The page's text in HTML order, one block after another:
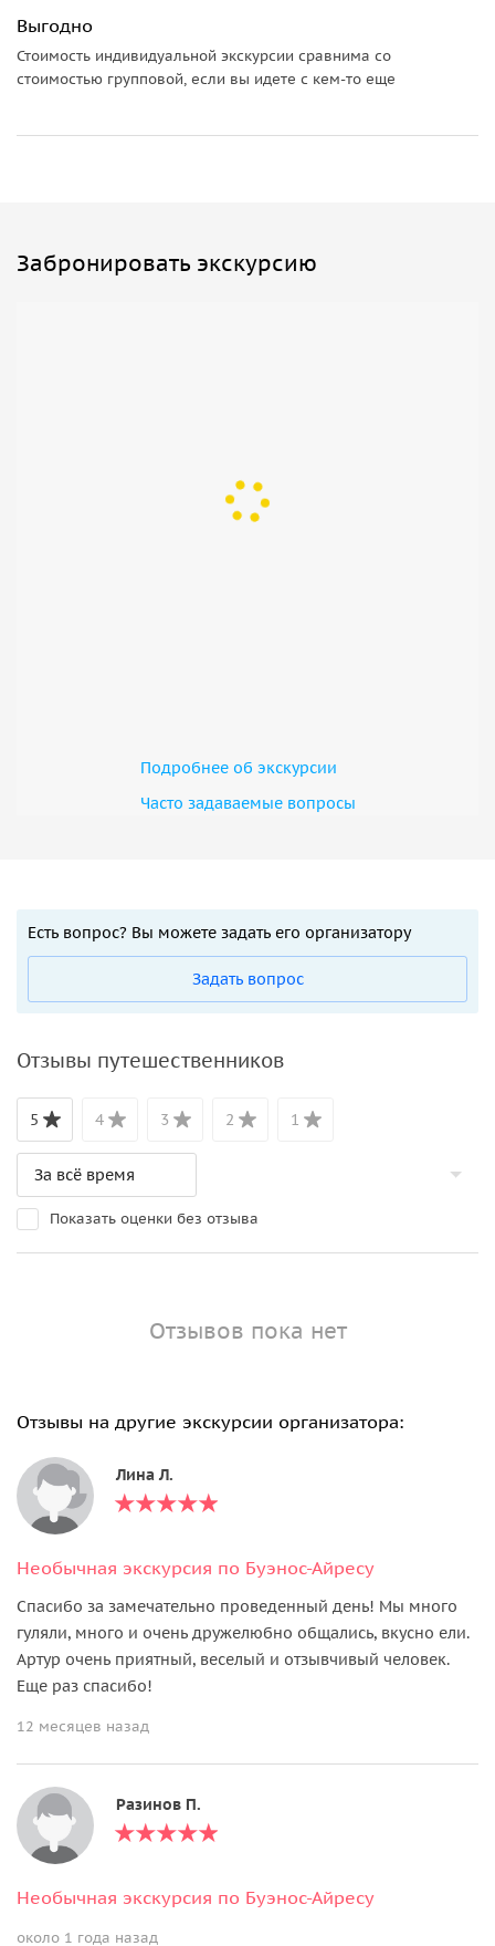
Выгодно
Стоимость индивидуальной экскурсии сравнима со
стоимостью групповой, если вы идете с кем-то еще
Забронировать экскурсию
Подробнее об экскурсии
Часто задаваемые вопросы
Есть вопрос? Вы можете задать его организатору
Задать вопрос
Отзывы путешественников
5 4 3 2 1
Показать оценки без отзыва
Отзывов пока нет
Отзывы на другие экскурсии организатора:
Лина Л.
Необычная экскурсия по Буэнос-Айресу
Спасибо за замечательно проведенный день! Мы много
гуляли, много и очень дружелюбно общались, вкусно ели.
Артур очень приятный, веселый и отзывчивый человек.
Еще раз спасибо!
12 месяцев назад
Разинов П.
Необычная экскурсия по Буэнос-Айресу
около 1 года назад